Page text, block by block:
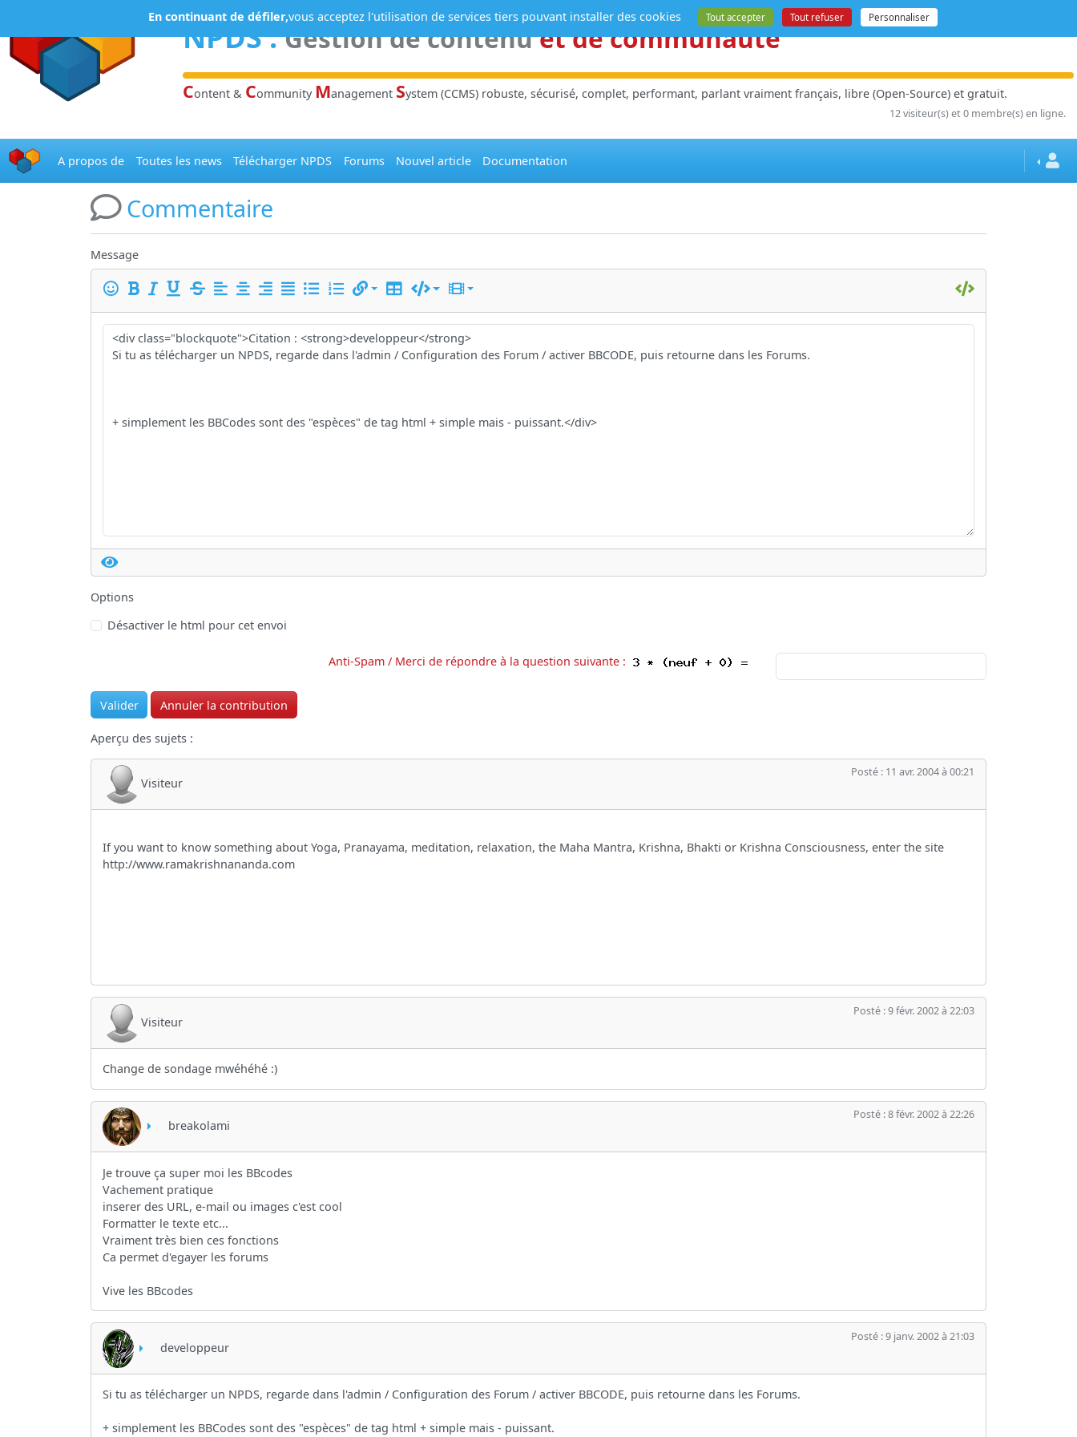
NPDS:Gestion de contenuet de communauté
Content & Community Management System (CCMS) robuste, sécurisé, complet, performant, parlant vraiment français, libre (Open-Source) et gratuit.
12 visiteur(s) et 0 membre(s) en ligne.
A propos de Toutes les news Télécharger NPDS Forums Nouvel article Documentation
Commentaire
Message
Options
Désactiver le html pour cet envoi
Anti-Spam / Merci de répondre à la question suivante :
Aperçu des sujets :
Visiteur
Posté : 11 avr. 2004 à 00:21
If you want to know something about Yoga, Pranayama, meditation, relaxation, the Maha Mantra, Krishna, Bhakti or Krishna Consciousness, enter the site
http://www.ramakrishnananda.com
Visiteur
Posté : 9 févr. 2002 à 22:03
Change de sondage mwéhéhé :)
breakolami
Posté : 8 févr. 2002 à 22:26
Je trouve ça super moi les BBcodes
Vachement pratique
inserer des URL, e-mail ou images c'est cool
Formatter le texte etc...
Vraiment très bien ces fonctions
Ca permet d'egayer les forums
Vive les BBcodes
developpeur
Posté : 9 janv. 2002 à 21:03
Si tu as télécharger un NPDS, regarde dans l'admin / Configuration des Forum / activer BBCODE, puis retourne dans les Forums.
+ simplement les BBCodes sont des "espèces" de tag html + simple mais - puissant.
En continuant de défiler,vous acceptez l'utilisation de services tiers pouvant installer des cookies Tout accepter Tout refuser Personnaliser